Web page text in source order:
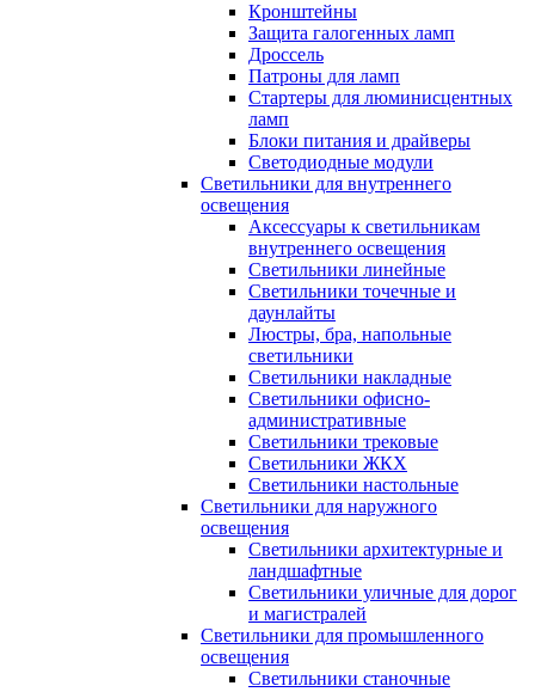
Кронштейны
Защита галогенных ламп
Дроссель
Патроны для ламп
Стартеры для люминисцентных
ламп
Блоки питания и драйверы
Светодиодные модули
Светильники для внутреннего
освещения
Аксессуары к светильникам
внутреннего освещения
Светильники линейные
Светильники точечные и
даунлайты
Люстры, бра, напольные
светильники
Светильники накладные
Светильники офисно-
административные
Светильники трековые
Светильники ЖКХ
Светильники настольные
Светильники для наружного
освещения
Светильники архитектурные и
ландшафтные
Светильники уличные для дорог
и магистралей
Светильники для промышленного
освещения
Светильники станочные